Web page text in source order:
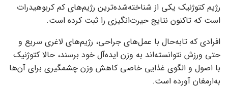
رژیم کتوژنیک یکی از شناخته‌شده‌ترین رژیم‌های کم کربوهیدرات
است که تاکنون نتایج حیرت‌انگیزی را ثبت کرده است.
افرادی که تابه‌حال با عمل‌های جراحی، رژیم‌های لاغری سریع و
حتی ورزش نتوانسته‌اند به وزن ایده‌آل خود برسند، حالا کتوژنیک
با اصول و الگوی غذایی خاصی کاهش وزن چشمگیری برای آن‌ها
به‌ارمغان آورده است.